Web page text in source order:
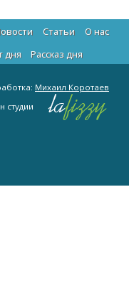
Статьи
О нас
дня Рассказ дня
Михаил Коротаев
студии